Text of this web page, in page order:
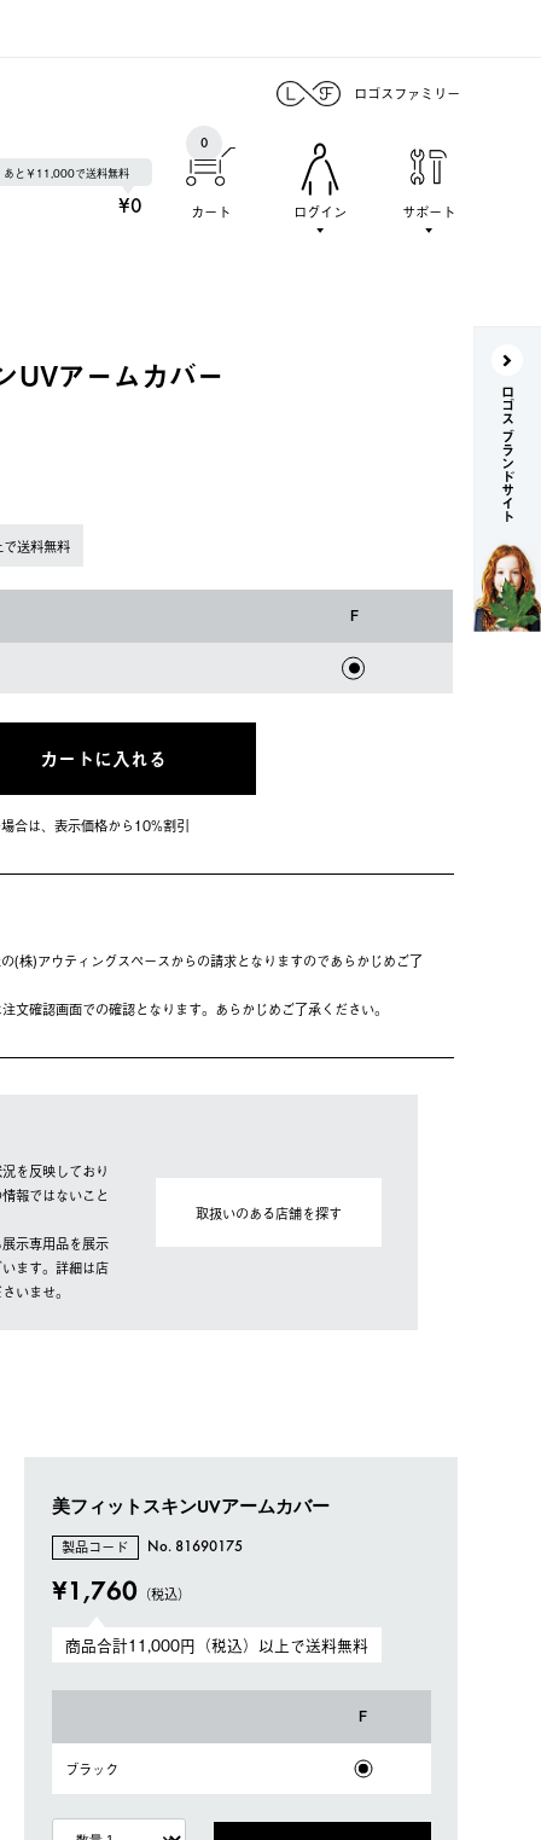
ロゴスファミリー
あと￥11,000で送料無料
¥0 カート
0
ログイン サポート
UVアームカバー
送料無料
F
カートに入れる
合は、表⽰価格から10%割引
(株)アウティングスペースからの請求となりますのであらかじめご了
確認画⾯での確認となります。あらかじめご了承ください。
を反映しており
報ではないこと
示専用品を展示
ます。詳細は店
いませ。
取扱いのある店舗を探す
美フィットスキンUVアームカバー
製品コード No. 81690175
¥1,760（税込）
商品合計11,000円（税込）以上で送料無料
F
ブラック
ロゴス ブランドサイト